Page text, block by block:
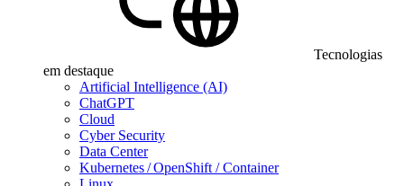
Tecnologias
em destaque
Artificial Intelligence (AI)
ChatGPT
Cloud
Cyber Security
Data Center
Kubernetes / OpenShift / Container